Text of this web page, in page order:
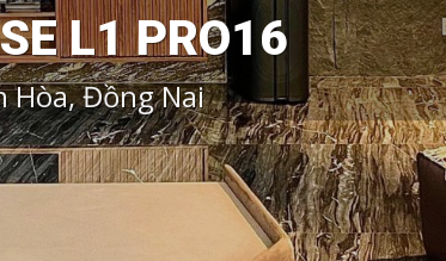
L1 PRO16
Hòa, Đồng Nai